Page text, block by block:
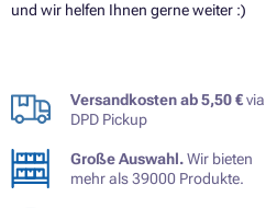
und wir helfen Ihnen gerne weiter :)
Versandkosten ab 5,50 €via
DPD Pickup
Große Auswahl.Wir bieten
mehr als 39000 Produkte.